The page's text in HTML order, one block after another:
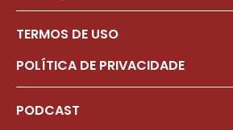
TERMOS DE USO
POLÍTICA DE PRIVACIDADE
PODCAST